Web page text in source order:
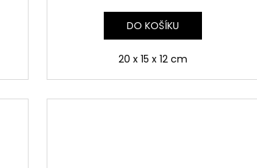
DO KOŠÍKU
20 x 15 x 12 cm